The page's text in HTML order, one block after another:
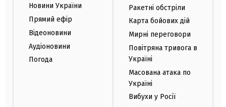
Новини України
Прямий ефір
Відеоновини
Аудіоновини
Погода
Ракетні обстріли
Карта бойових дій
Мирні переговори
Повітряна тривога в
Україні
Масована атака по
Україні
Вибухи у Росії